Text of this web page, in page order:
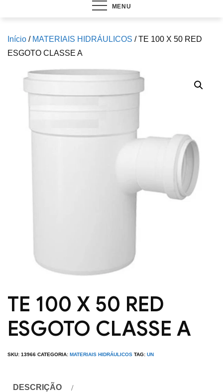
MENU
Início / MATERIAIS HIDRÁULICOS / TE 100 X 50 RED
ESGOTO CLASSE A
TE 100 X 50 RED
ESGOTO CLASSE A
SKU: 13966 CATEGORIA: MATERIAIS HIDRÁULICOS TAG: UN
DESCRIÇÃO